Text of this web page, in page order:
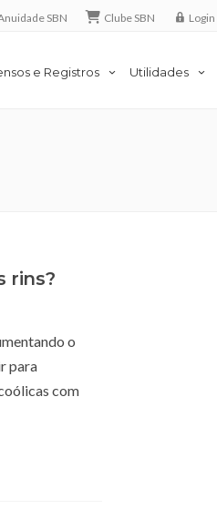
SBN Clube SBN Login
e Registros Utilidades
rins?
o
para
com